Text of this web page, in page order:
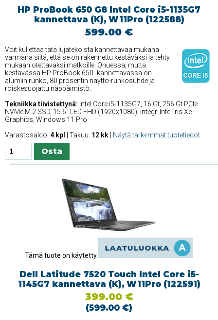
HP ProBook 650 G8 Intel Core i5-1135G7
kannettava (K), W11Pro (122588)
599.00 €
Voit kuljettaa tätä lujatekoista kannettavaa mukana
varmana siitä, että se on rakennettu kestäväksi ja tehty
mukaan otettavaksi matkoille. Ohuessa, mutta
kestävässä HP ProBook 650 -kannettavassa on
alumiinirunko, 80 prosentin näyttö-runkosuhde ja
roiskesuojattu näppäimistö.
Tekniikka tiivistettynä: Intel Core i5-1135G7, 16 Gt, 256 Gt PCIe
NVMe M.2 SSD, 15.6'' LED FHD (1920x1080), integr. Intel Iris Xe
Graphics, Windows 11 Pro
Varastosaldo: 4 kpl | Takuu: 12 kk Näytä tarkemmat tuotetiedot
Tämä tuote on käytetty.
Dell Latitude 7520 Touch Intel Core i5-
1145G7 kannettava (K), W11Pro (122591)
399.00 €
(599.00 €)